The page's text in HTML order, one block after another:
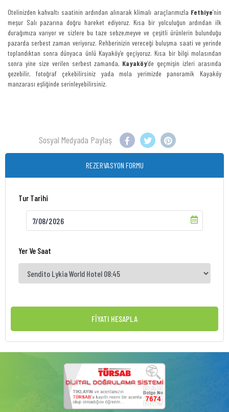
Otelinizden kahvaltı saatinin ardından alınarak klimalı araçlarımızla Fethiye’nin
meşur Salı pazarına doğru hareket ediyoruz. Kısa bir yolculuğun ardından ilk
durağımıza varıyor ve sizlere bu taze sebze,meyve ve çeşitli ürünlerin bulunduğu
pazarda serbest zaman veriyoruz. Rehberinizin vereceği buluşma saati ve yerinde
toplandıktan sonra dünyaca ünlü Kayaköy’e geçiyoruz. Kısa bir bilgi molasından
sonra yine size verilen serbest zamanda, Kayaköy’de geçmişin izleri arasında
gezebilir, fotoğraf çekebilirsiniz yada mola yerimizde panoramik Kayaköy
manzarası eşliğinde serinleyebilirsiniz.
Sosyal Medyada Paylaş
REZERVASYON FORMU
Tur Tarihi
Yer Ve Saat
FİYATI HESAPLA